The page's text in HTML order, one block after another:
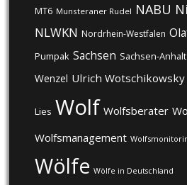
MT6 Munsteraner Rudel NABU
NLWKN Nordrhein-Westfalen
Pumpak Sachsen Sachsen-Anhalt
Wenzel Ulrich Wotschikowsky
Lies Wolf Wolfsberater
Wolfsmanagement
Wölfe Wölfe in Deutschland